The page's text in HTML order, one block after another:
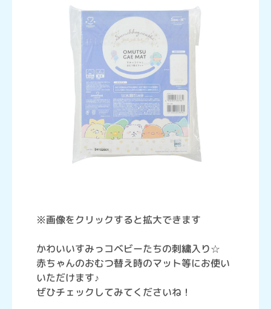
※画像をクリックすると拡大できます
かわいいすみっコベビーたちの刺繍入り☆
赤ちゃんのおむつ替え時のマット等にお使い
いただけます♪
ぜひチェックしてみてくださいね！